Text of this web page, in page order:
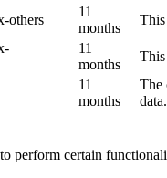
others
11
months
This
11
months
11
months
The
data.
perform certain